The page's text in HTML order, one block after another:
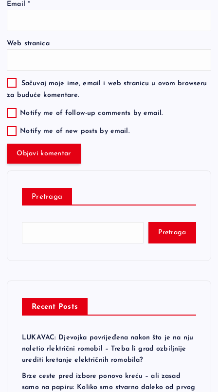
Email *
Web stranica
Sačuvaj moje ime, email i web stranicu u ovom browseru
za buduće komentare.
Notify me of follow-up comments by email.
Notify me of new posts by email.
Pretraga
Pretraga
Recent Posts
LUKAVAC: Djevojka povrijeđena nakon što je na nju
naletio rlektrični romobil – Treba li grad ozbiljnije
urediti kretanje električnih romobila?
Brze ceste pred izbore ponovo kreću – ali zasad
samo na papiru: Koliko smo stvarno daleko od prvog